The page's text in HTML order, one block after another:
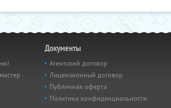
Документы
Агентский договор
Лицензионный договор
Публичная оферта
Политика конфиденциальности